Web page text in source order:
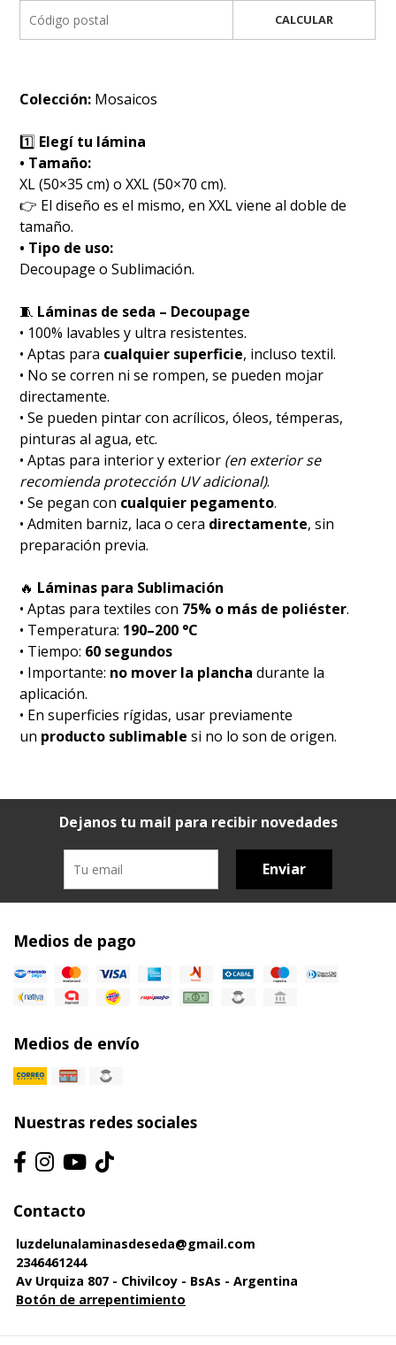
CALCULAR
Colección: Mosaicos
1️⃣ Elegí tu lámina
• Tamaño:
XL (50×35 cm) o XXL (50×70 cm).
👉 El diseño es el mismo, en XXL viene al doble de
tamaño.
• Tipo de uso:
Decoupage o Sublimación.
🧵 Láminas de seda – Decoupage
• 100% lavables y ultra resistentes.
• Aptas para cualquier superficie, incluso textil.
• No se corren ni se rompen, se pueden mojar
directamente.
• Se pueden pintar con acrílicos, óleos, témperas,
pinturas al agua, etc.
• Aptas para interior y exterior (en exterior se
recomienda protección UV adicional).
• Se pegan con cualquier pegamento.
• Admiten barniz, laca o cera directamente, sin
preparación previa.
🔥 Láminas para Sublimación
• Aptas para textiles con 75% o más de poliéster.
• Temperatura: 190–200 °C
• Tiempo: 60 segundos
• Importante: no mover la plancha durante la
aplicación.
• En superficies rígidas, usar previamente
un producto sublimable si no lo son de origen.
Dejanos tu mail para recibir novedades
Enviar
Medios de pago
Medios de envío
Nuestras redes sociales
Contacto
luzdelunalaminasdeseda@gmail.com
2346461244
Av Urquiza 807 - Chivilcoy - BsAs - Argentina
Botón de arrepentimiento